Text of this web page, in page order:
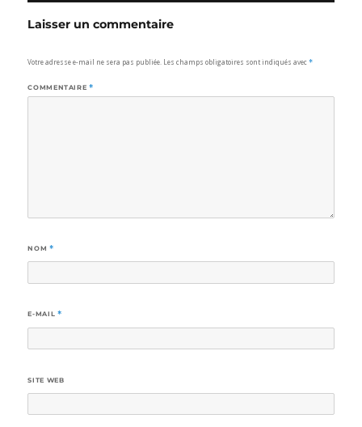
Laisser un commentaire
Votre adresse e-mail ne sera pas publiée. Les champs obligatoires sont indiqués avec*
COMMENTAIRE *
NOM *
E-MAIL *
SITE WEB